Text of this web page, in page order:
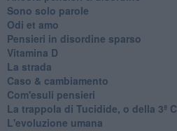
Sono solo parole
Odi et amo
Pensieri in disordine sparso
Vitamina D
La strada
Caso & cambiamento
Com'esuli pensieri
La trappola di Tucidide, o della 3ª C
L'evoluzione umana